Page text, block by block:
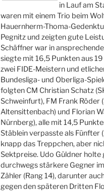
in Lauf am
waren mit einem Trio beim
Hauernherm-Thoma-
Pegnitz und zeigten gute
Schäffner war in
siegte mit 16,5 Punkten aus
zwei FIDE-Meistern und
Bundesliga- und Oberliga-
folgten CM Christian Schatz
Schweinfurt), FM Frank Röder
Altensittenbach) und Florian
Nürnberg), alle mit 14,5
Stäblein verpasste als Fünfter
knapp das Treppchen, aber
Sektpreise. Udo Güldner holte
durchwegs stärkere Gegner
Zähler (Rang 14), darunter
gegen den späteren Dritten